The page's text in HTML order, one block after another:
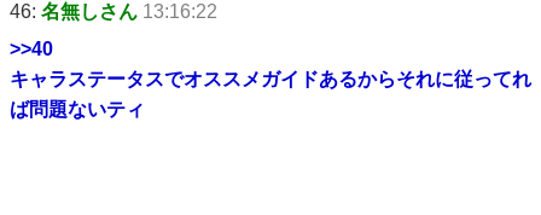
46: 名無しさん 13:16:22
>>40
キャラステータスでオススメガイドあるからそれに従ってれ
ば問題ないティ